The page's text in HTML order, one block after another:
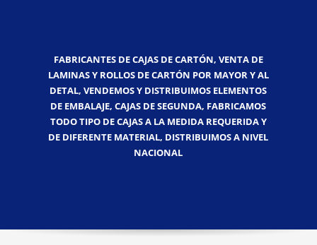
FABRICANTES DE CAJAS DE CARTÓN, VENTA DE
LAMINAS Y ROLLOS DE CARTÓN POR MAYOR Y AL
DETAL, VENDEMOS Y DISTRIBUIMOS ELEMENTOS
DE EMBALAJE, CAJAS DE SEGUNDA, FABRICAMOS
TODO TIPO DE CAJAS A LA MEDIDA REQUERIDA Y
DE DIFERENTE MATERIAL, DISTRIBUIMOS A NIVEL
NACIONAL